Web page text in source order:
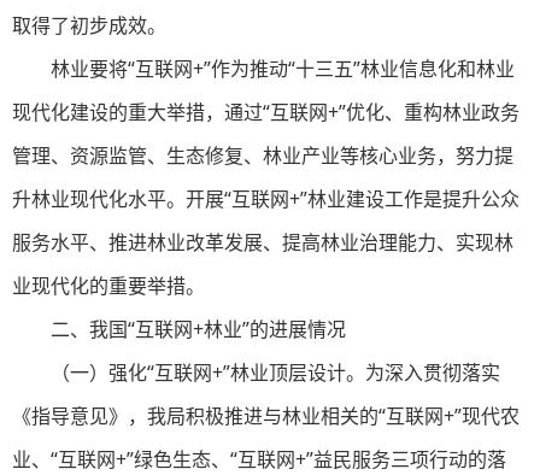
取得了初步成效。
林业要将“互联网+”作为推动“十三五”林业信息化和林业
现代化建设的重大举措，通过“互联网+”优化、重构林业政务
管理、资源监管、生态修复、林业产业等核心业务，努力提
升林业现代化水平。开展“互联网+”林业建设工作是提升公众
服务水平、推进林业改革发展、提高林业治理能力、实现林
业现代化的重要举措。
二、我国“互联网+林业”的进展情况
（一）强化“互联网+”林业顶层设计。为深入贯彻落实
《指导意见》，我局积极推进与林业相关的“互联网+”现代农
业、“互联网+”绿色生态、“互联网+”益民服务三项行动的落